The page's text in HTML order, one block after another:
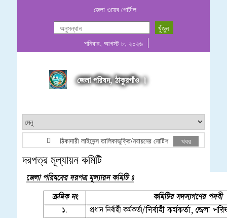
জেলা ওয়েব পোর্টাল
শনিবার, আগস্ট ৮, ২০২৬
জেলা পরিষদ, ঠাকুরগাঁও ।
ঠিকাদারী লাইসেন্স তালিকাভুক্তি/নবায়নের নোটিশ সূধীর চন্দ্র
খবর
দরপত্র মূল্যায়ন কমিটি